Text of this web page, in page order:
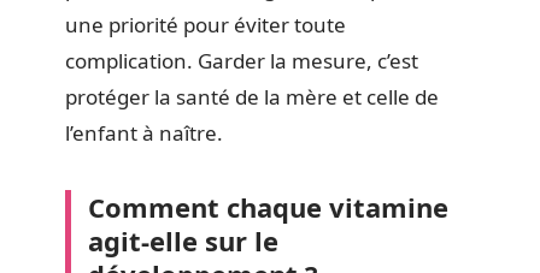
une priorité pour éviter toute
complication. Garder la mesure, c’est
protéger la santé de la mère et celle de
l’enfant à naître.
Comment chaque vitamine
agit-elle sur le